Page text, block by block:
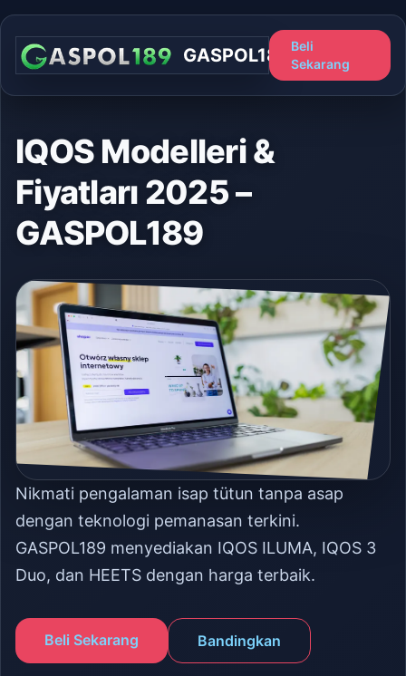
GASPOL189
Beli
Sekarang
IQOS Modelleri &
Fiyatları 2025 –
GASPOL189
Nikmati pengalaman isap tütun tanpa asap
dengan teknologi pemanasan terkini.
GASPOL189 menyediakan IQOS ILUMA, IQOS 3
Duo, dan HEETS dengan harga terbaik.
Beli Sekarang Bandingkan